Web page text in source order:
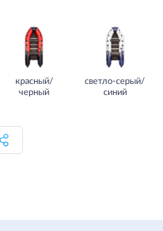
красный/
черный
светло-серый/
синий